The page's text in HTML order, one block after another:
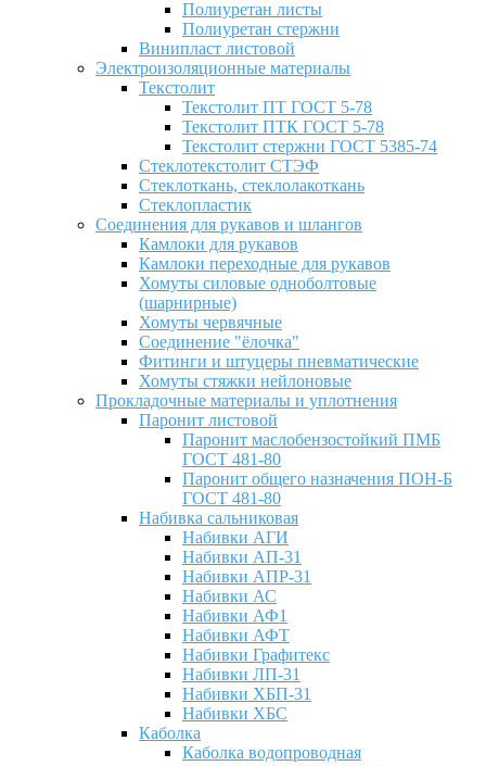
Полиуретан листы
Полиуретан стержни
Винипласт листовой
Электроизоляционные материалы
Текстолит
Текстолит ПТ ГОСТ 5-78
Текстолит ПТК ГОСТ 5-78
Текстолит стержни ГОСТ 5385-74
Стеклотекстолит СТЭФ
Стеклоткань, стеклолакоткань
Стеклопластик
Соединения для рукавов и шлангов
Камлоки для рукавов
Камлоки переходные для рукавов
Хомуты силовые одноболтовые
(шарнирные)
Хомуты червячные
Соединение "ёлочка"
Фитинги и штуцеры пневматические
Хомуты стяжки нейлоновые
Прокладочные материалы и уплотнения
Паронит листовой
Паронит маслобензостойкий ПМБ
ГОСТ 481-80
Паронит общего назначения ПОН-Б
ГОСТ 481-80
Набивка сальниковая
Набивки АГИ
Набивки АП-31
Набивки АПР-31
Набивки АС
Набивки АФ1
Набивки АФТ
Набивки Графитекс
Набивки ЛП-31
Набивки ХБП-31
Набивки ХБС
Каболка
Каболка водопроводная